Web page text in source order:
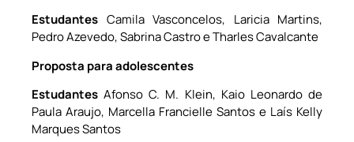
Estudantes Camila Vasconcelos, Laricia Martins,
Pedro Azevedo, Sabrina Castro e Tharles Cavalcante
Proposta para adolescentes
EstudantesAfonso C. M. Klein, Kaio Leonardo de
Paula Araujo, Marcella Francielle Santos e Laís Kelly
Marques Santos